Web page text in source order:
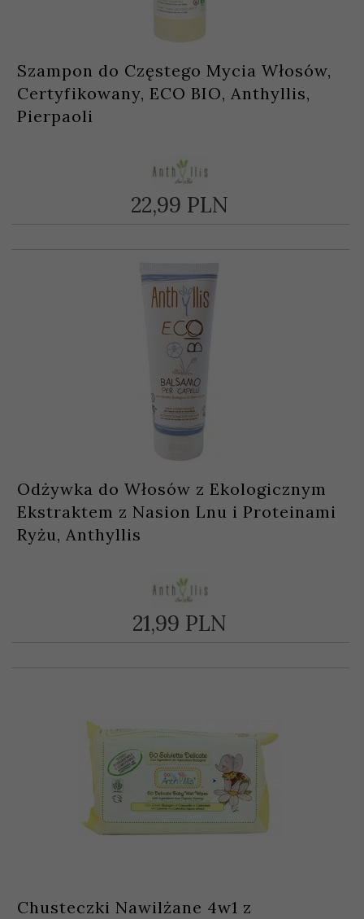
Szampon do Częstego Mycia Włosów,
Certyfikowany, ECO BIO, Anthyllis,
Pierpaoli
22,99 PLN
Odżywka do Włosów z Ekologicznym
Ekstraktem z Nasion Lnu i Proteinami
Ryżu, Anthyllis
21,99 PLN
Chusteczki Nawilżane 4w1 z